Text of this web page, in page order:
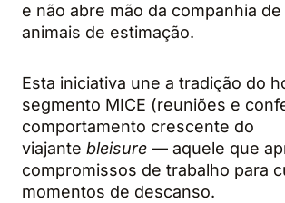
e não abre mão da companhia
animais de estimação.
Esta iniciativa une a tradição do
segmento MICE (reuniões e
comportamento crescente do
viajante bleisure — aquele que
compromissos de trabalho para
momentos de descanso.